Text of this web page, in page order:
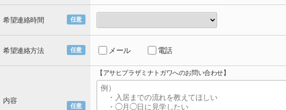
任意
希望連絡時間
任意
希望連絡方法 メール 電話
任意
内容
【アサヒプラザミナトガワへのお問い合わせ】